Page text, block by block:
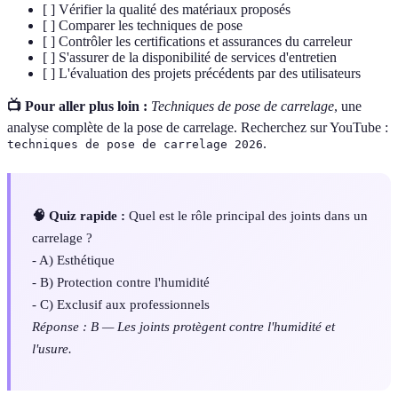
[ ] Vérifier la qualité des matériaux proposés
[ ] Comparer les techniques de pose
[ ] Contrôler les certifications et assurances du carreleur
[ ] S'assurer de la disponibilité de services d'entretien
[ ] L'évaluation des projets précédents par des utilisateurs
📺 Pour aller plus loin : Techniques de pose de carrelage, une
analyse complète de la pose de carrelage. Recherchez sur YouTube :
techniques de pose de carrelage 2026.
🧠 Quiz rapide : Quel est le rôle principal des joints dans un
carrelage ?
- A) Esthétique
- B) Protection contre l'humidité
- C) Exclusif aux professionnels
Réponse : B — Les joints protègent contre l'humidité et
l'usure.